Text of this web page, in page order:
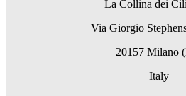
La Collina dei
Via Giorgio
20157 Milano
Italy